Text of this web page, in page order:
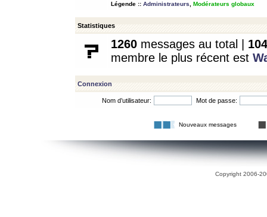
Légende :: Administrateurs Modérateurs globaux
Statistiques
1260 messages au total | 104
membre le plus récent est
Connexion
Nom d’utilisateur: Mot de passe:
Nouveaux messages
Copyright 2006-